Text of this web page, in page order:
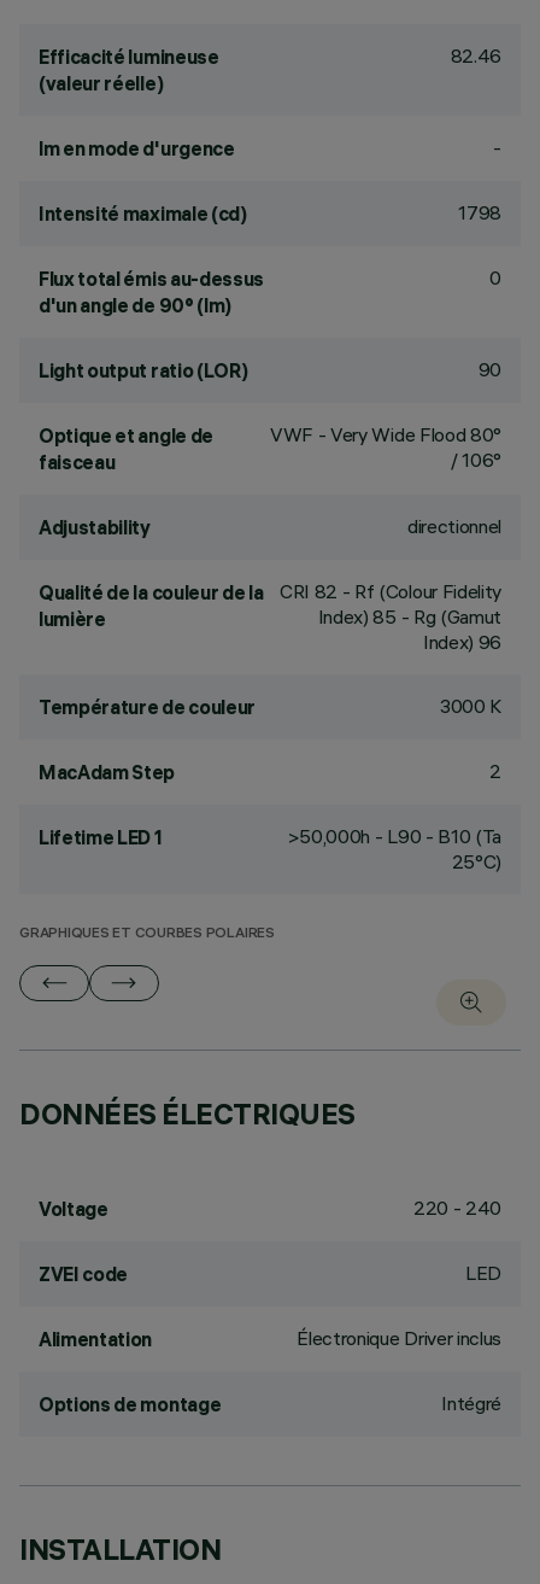
Efficacité lumineuse
(valeur réelle)
82.46
lm en mode d'urgence -
Intensité maximale (cd) 1798
Flux total émis au-dessus
d'un angle de 90° (lm)
0
Light output ratio (LOR) 90
Optique et angle de
faisceau
VWF - Very Wide Flood 80°
/ 106°
Adjustability directionnel
Qualité de la couleur de la
lumière
CRI 82 - Rf (Colour Fidelity
Index) 85 - Rg (Gamut
Index) 96
Température de couleur 3000 K
MacAdam Step 2
Lifetime LED 1
>50,000h - L90 - B10 (Ta
25°C)
GRAPHIQUES ET COURBES POLAIRES
DONNÉES ÉLECTRIQUES
Voltage 220 - 240
ZVEI code LED
Alimentation Électronique Driver inclus
Options de montage Intégré
INSTALLATION